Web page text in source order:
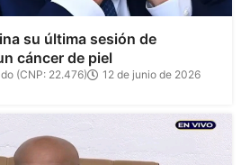
su última sesión de
cáncer de piel
(CNP: 22.476)
12 de junio de 2026